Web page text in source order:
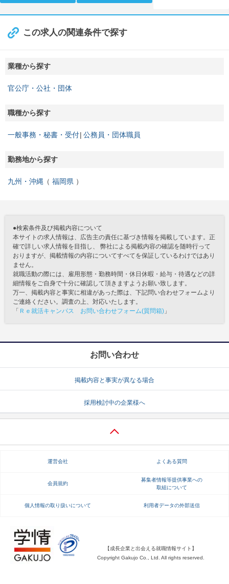
この求人の関連条件で探す
業種から探す
官公庁・公社・団体
職種から探す
一般事務・秘書・受付 公務員・団体職員
勤務地から探す
九州・沖縄 福岡県
●検索条件及び掲載内容について
本サイトの求人情報は、広告主の責任に基づき情報を掲載しています。正
確で詳しい求人情報を目指し、 弊社による掲載内容の確認を随時行って
おりますが、掲載情報の内容についてすべてを保証しているわけではあり
ません。
就職活動の際には、雇用形態・勤務時間・休日休暇・給与・待遇などの詳
細情報をご自身で十分に確認して頂きますようお願い致します。
万一、掲載内容と事実に相違があった際は、下記問い合わせフォームより
ご連絡ください。調査の上、対応いたします。
「 Ｒｅ就活キャンパス お問い合わせフォーム(質問箱) 」
お問い合わせ
掲載内容と事実が異なる場合
採用検討中の企業様へ
運営会社 よくある質問
会員規約
募集者情報等提供事業への
取組について
個人情報の取り扱いについて 利用者データの外部送信
【成長企業と出会える就職情報サイト】
Copyright Gakujo Co., Ltd. All rights reserved.